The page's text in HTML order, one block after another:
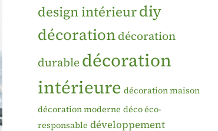
design intérieurdiy
décorationdécoration
durabledécoration
intérieure décoration maison
décoration moderne déco éco-
responsable développement